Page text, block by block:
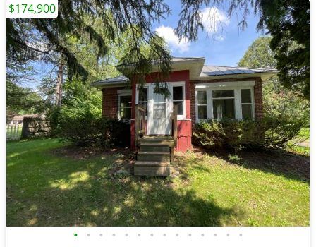
• • • • • • • • • • • • • •
$174,900